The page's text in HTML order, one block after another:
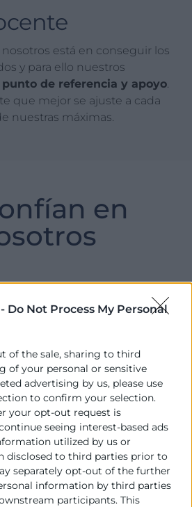
Do Not Process My Personal
of the sale, sharing to third
of your personal or sensitive
advertising by us, please use
to confirm your selection.
your opt-out request is
seeing interest-based ads
utilized by us or
disclosed to third parties prior to
separately opt-out of the further
information by third parties
participants. This
está en conseguir los
y para ello nuestros
punto de referencia y apoyo
que mejor se ajuste a cada
nuestras máximas.
en